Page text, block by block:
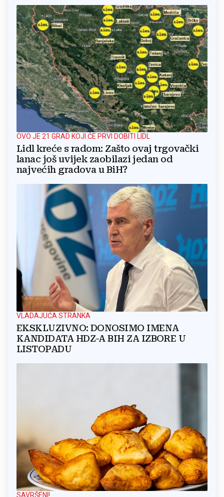
OVO JE 21 GRAD KOJI ĆE PRVI DOBITI LIDL
Lidl kreće s radom: Zašto ovaj trgovački
lanac još uvijek zaobilazi jedan od
najvećih gradova u BiH?
VLADAJUĆA STRANKA
EKSKLUZIVNO: DONOSIMO IMENA
KANDIDATA HDZ-A BIH ZA IZBORE U
LISTOPADU
SAVRŠENI!